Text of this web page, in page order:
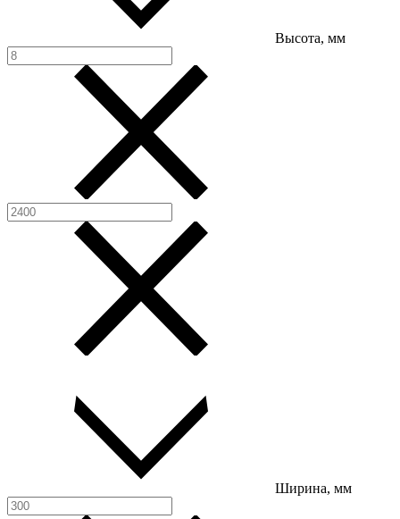
Высота, мм
Ширина, мм